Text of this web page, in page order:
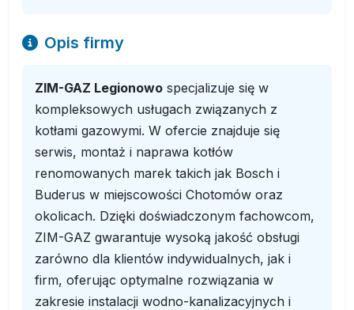
Opis firmy
ZIM-GAZ Legionowo specjalizuje się w
kompleksowych usługach związanych z
kotłami gazowymi. W ofercie znajduje się
serwis, montaż i naprawa kotłów
renomowanych marek takich jak Bosch i
Buderus w miejscowości Chotomów oraz
okolicach. Dzięki doświadczonym fachowcom,
ZIM-GAZ gwarantuje wysoką jakość obsługi
zarówno dla klientów indywidualnych, jak i
firm, oferując optymalne rozwiązania w
zakresie instalacji wodno-kanalizacyjnych i